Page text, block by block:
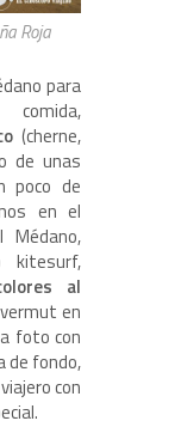
Roja
para
(cherne,
de unas
poco de
en el
kitesurf,
al
en
foto con
de fondo,
con